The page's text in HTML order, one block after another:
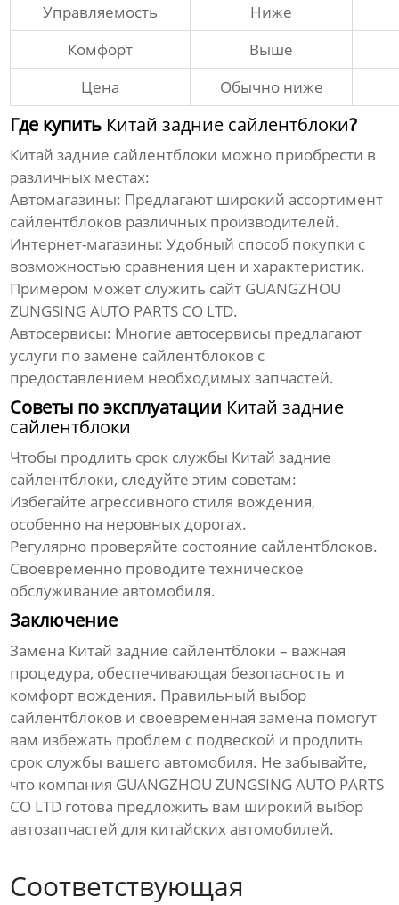
Управляемость
Ниже
Комфорт
Выше
Цена
Обычно ниже
Где купить Китай задние сайлентблоки?
Китай задние сайлентблоки можно приобрести в
различных местах:
Автомагазины: Предлагают широкий ассортимент
сайлентблоков различных производителей.
Интернет-магазины: Удобный способ покупки с
возможностью сравнения цен и характеристик.
Примером может служить сайт GUANGZHOU
ZUNGSING AUTO PARTS CO LTD.
Автосервисы: Многие автосервисы предлагают
услуги по замене сайлентблоков с
предоставлением необходимых запчастей.
Советы по эксплуатации Китай задние
сайлентблоки
Чтобы продлить срок службы Китай задние
сайлентблоки, следуйте этим советам:
Избегайте агрессивного стиля вождения,
особенно на неровных дорогах.
Регулярно проверяйте состояние сайлентблоков.
Своевременно проводите техническое
обслуживание автомобиля.
Заключение
Замена Китай задние сайлентблоки – важная
процедура, обеспечивающая безопасность и
комфорт вождения. Правильный выбор
сайлентблоков и своевременная замена помогут
вам избежать проблем с подвеской и продлить
срок службы вашего автомобиля. Не забывайте,
что компания GUANGZHOU ZUNGSING AUTO PARTS
CO LTD готова предложить вам широкий выбор
автозапчастей для китайских автомобилей.
Соответствующая